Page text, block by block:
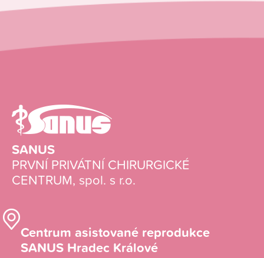
SANUS
PRVNÍ PRIVÁTNÍ CHIRURGICKÉ
CENTRUM, spol. s r.o.
Centrum asistované reprodukce
SANUS Hradec Králové